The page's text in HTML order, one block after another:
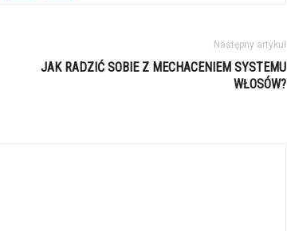
Następny artykuł
JAK RADZIĆ SOBIE Z MECHACENIEM SYSTEMU
WŁOSÓW?